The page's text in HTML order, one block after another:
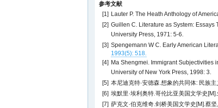
参考文献
[1] Lauter P. The Heath Anthology of
[2] Guillen C. Literature as System: Essays
University Press, 1971: 5-6.
[3] Spengemann W C. Early American
1993(5): 518.
[4] Ma Shengmei. Immigrant Subjectivities
University of New York Press, 1998: 3.
[5] 本尼迪克特·安德森.想象的共同体: 民族
[6] 埃默里·埃利奥特.哥伦比亚美国文学史
[7] 萨克文·伯克维奇.剑桥美国文学史[M].蔡